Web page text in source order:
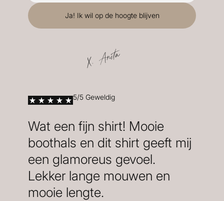
X. Anita
5/5 Geweldig
Wat een fijn shirt! Mooie
boothals en dit shirt geeft mij
een glamoreus gevoel.
Lekker lange mouwen en
mooie lengte.